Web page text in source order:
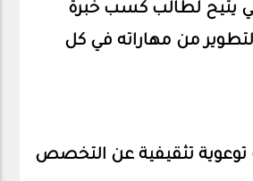
يتيح لطالب كسب خبرة
من مهاراته في كل
تثقيفية عن التخصص